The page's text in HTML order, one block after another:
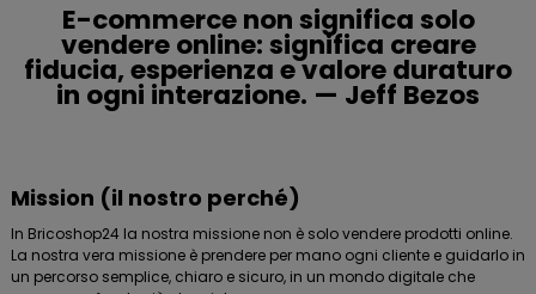
E-commerce non significa solo
vendere online: significa creare
fiducia, esperienza e valore duraturo
in ogni interazione. — Jeff Bezos
Mission (il nostro perché)
In Bricoshop24 la nostra missione non è solo vendere prodotti online.
La nostra vera missione è prendere per mano ogni cliente e guidarlo in
un percorso semplice, chiaro e sicuro, in un mondo digitale che